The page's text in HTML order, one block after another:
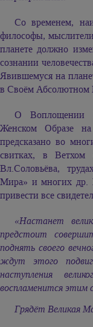
Со временем,
философы,
планете должно
сознании
Явившемуся на
в Своём
О Воплощении
Женском Образе
предсказано во
свитках, в
Вл.Соловьёва,
Мира» и многих др.
привести все
«Настанет
предстоит
поднять своего
ждут этого
наступления
воспламенится этим
Грядёт Великая